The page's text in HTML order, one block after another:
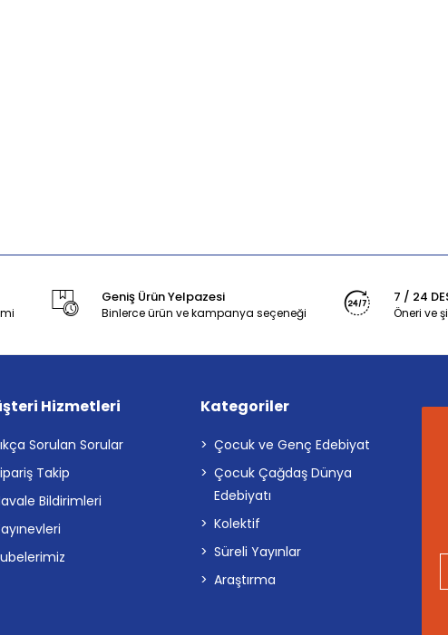
Geniş Ürün Yelpazesi
Binlerce ürün ve kampanya seçeneği
7 / 24
Öneri ve
Hizmetleri
Sorulan Sorular
Takip
Bildirimleri
Kategoriler
Çocuk ve Genç Edebiyat
Çocuk Çağdaş Dünya
Edebiyatı
Kolektif
Süreli Yayınlar
Araştırma